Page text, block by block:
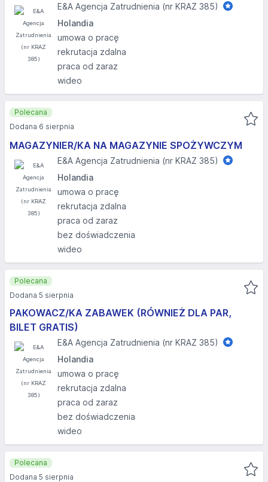
E&A Agencja Zatrudnienia (nr KRAZ 385)
Holandia
umowa o pracę
rekrutacja zdalna
praca od zaraz
wideo
MAGAZYNIER/KA NA MAGAZYNIE SPOŻYWCZYM
E&A Agencja Zatrudnienia (nr KRAZ 385)
Holandia
umowa o pracę
rekrutacja zdalna
praca od zaraz
bez doświadczenia
wideo
Polecana
Dodana 6 sierpnia
PAKOWACZ/KA ZABAWEK (RÓWNIEŻ DLA PAR,
BILET GRATIS)
E&A Agencja Zatrudnienia (nr KRAZ 385)
Holandia
umowa o pracę
rekrutacja zdalna
praca od zaraz
bez doświadczenia
wideo
Polecana
Dodana 5 sierpnia
Polecana
Dodana 5 sierpnia